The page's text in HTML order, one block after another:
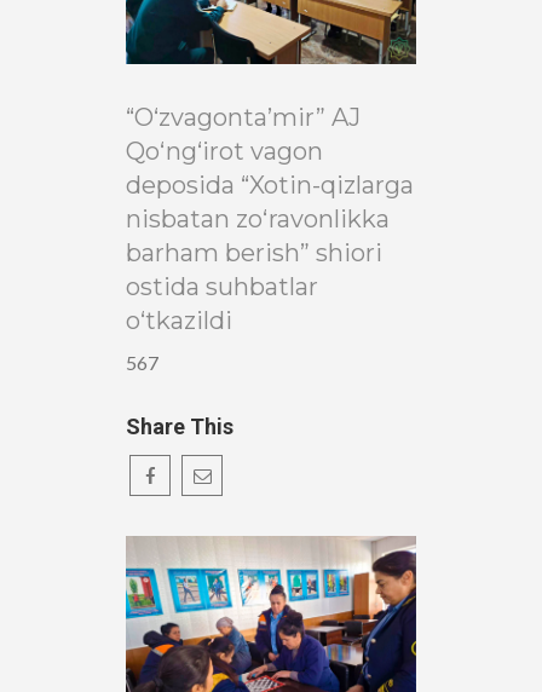
“O‘zvagonta’mir” AJ
Qo‘ng‘irot vagon
deposida “Xotin-qizlarga
nisbatan zo‘ravonlikka
barham berish” shiori
ostida suhbatlar
o‘tkazildi
567
Share This